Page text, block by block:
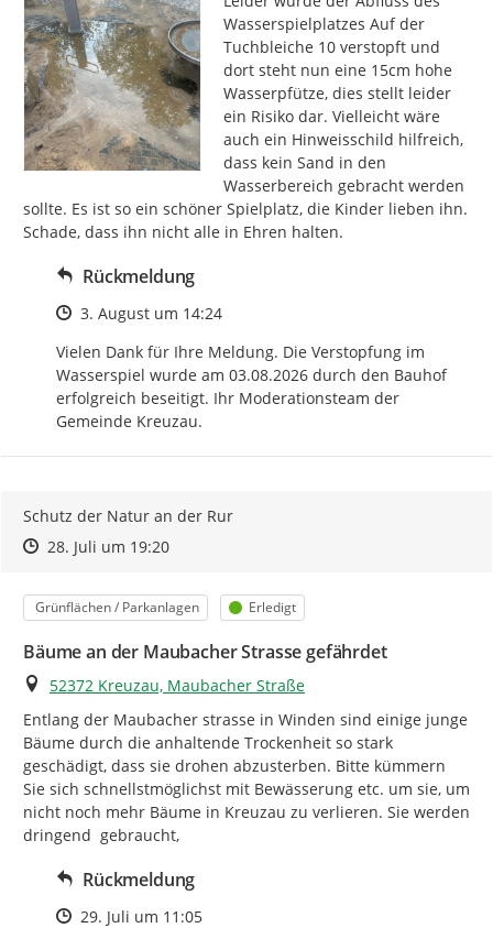
Wasserspielplatzes Auf der
Tuchbleiche 10 verstopft und
dort steht nun eine 15cm hohe
Wasserpfütze, dies stellt leider
ein Risiko dar. Vielleicht wäre
auch ein Hinweisschild hilfreich,
dass kein Sand in den
Wasserbereich gebracht werden
sollte. Es ist so ein schöner Spielplatz, die Kinder lieben ihn.
Schade, dass ihn nicht alle in Ehren halten.
Rückmeldung
Zeitpunkt des Erstellens
3. August um 14:24
Vielen Dank für Ihre Meldung. Die Verstopfung im
Wasserspiel wurde am 03.08.2026 durch den Bauhof
erfolgreich beseitigt. Ihr Moderationsteam der
Gemeinde Kreuzau.
Schutz der Natur an der Rur
Zeitpunkt des Erstellens
Zeitpunkt des Erstellens
28. Juli um 19:20Zur Äußerung
Kategorie
Grünflächen / Parkanlagen Status
Erledigt
Bäume an der Maubacher Strasse gefährdet
Ort
52372 Kreuzau, Maubacher Straße
Entlang der Maubacher strasse in Winden sind einige junge
Bäume durch die anhaltende Trockenheit so stark
geschädigt, dass sie drohen abzusterben. Bitte kümmern
Sie sich schnellstmöglichst mit Bewässerung etc. um sie, um
nicht noch mehr Bäume in Kreuzau zu verlieren. Sie werden
dringend  gebraucht,
Rückmeldung
Zeitpunkt des Erstellens
29. Juli um 11:05